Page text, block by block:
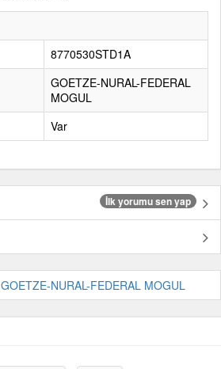
8770530STD1A
GOETZE-NURAL-FEDERAL
MOGUL
Var
İlk yorumu sen yap
GOETZE-NURAL-FEDERAL MOGUL